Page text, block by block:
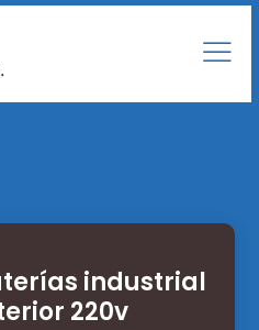
industrial
220v